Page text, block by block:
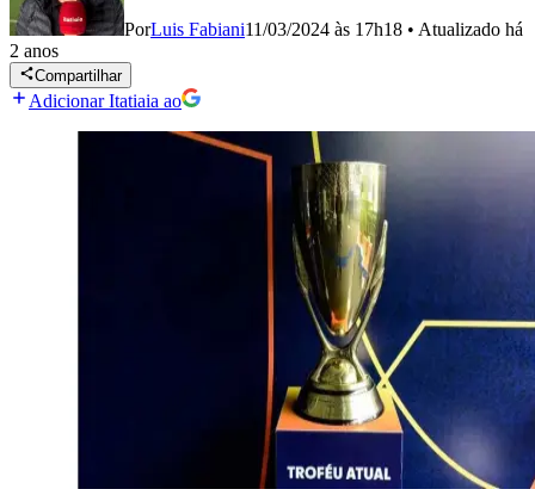
PorLuis Fabiani11/03/2024 às 17h18 • Atualizado há
2 anos
Compartilhar
Adicionar Itatiaia ao